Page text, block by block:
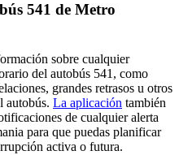
541 de Metro
sobre cualquier
del autobús 541, como
grandes retrasos u otros
autobús. La aplicación también
de cualquier alerta
para que puedas planificar
activa o futura.